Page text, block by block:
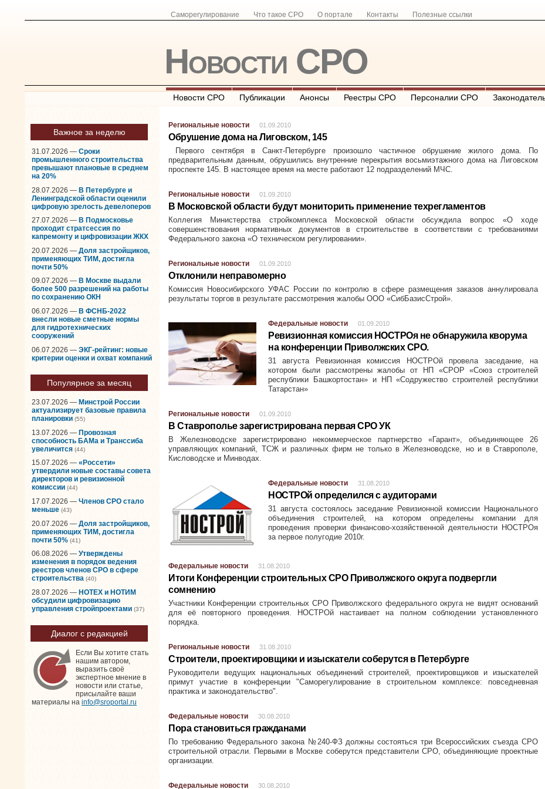
Саморегулирование Что такое СРО О портале Контакты Полезные ссылки
Новости СРО
Новости СРО Публикации Анонсы Реестры СРО Персоналии СРО
Важное за неделю
31.07.2026 — Сроки
промышленного строительства
превышают плановые в среднем
на 20%
28.07.2026 — В Петербурге и
Ленинградской области оценили
цифровую зрелость девелоперов
27.07.2026 — В Подмосковье
проходит стратсессия по
капремонту и цифровизации ЖКХ
20.07.2026 — Доля застройщиков,
применяющих ТИМ, достигла
почти 50%
09.07.2026 — В Москве выдали
более 500 разрешений на работы
по сохранению ОКН
06.07.2026 — В ФСНБ-2022
внесли новые сметные нормы
для гидротехнических
сооружений
06.07.2026 — ЭКГ-рейтинг: новые
критерии оценки и охват компаний
Популярное за месяц
23.07.2026 — Минстрой России
актуализирует базовые правила
планировки (55)
13.07.2026 — Провозная
способность БАМа и Транссиба
увеличится (44)
15.07.2026 — «Россети»
утвердили новые составы совета
директоров и ревизионной
комиссии (44)
17.07.2026 — Членов СРО стало
меньше (43)
20.07.2026 — Доля застройщиков,
применяющих ТИМ, достигла
почти 50% (41)
06.08.2026 — Утверждены
изменения в порядок ведения
реестров членов СРО в сфере
строительства (40)
28.07.2026 — НОТЕХ и НОТИМ
обсудили цифровизацию
управления стройпроектами (37)
Диалог с редакцией
Если Вы хотите стать
нашим автором,
выразить своё
экспертное мнение в
новости или статье,
присылайте ваши
материалы на info@sroportal.ru
Региональные новости 01.09.2010
Обрушение дома на Лиговском, 145
Первого сентября в Санкт-Петербурге произошло частичное обрушение жилого дома. По
предварительным данным, обрушились внутренние перекрытия восьмиэтажного дома на Лиговском
проспекте 145. В настоящее время на месте работают 12 подразделений МЧС.
Региональные новости 01.09.2010
В Московской области будут мониторить применение техрегламентов
Коллегия Министерства стройкомплекса Московской области обсуждила вопрос «О ходе
совершенствования нормативных документов в строительстве в соответствии с требованиями
Федерального закона «О техническом регулировании».
Региональные новости 01.09.2010
Отклонили неправомерно
Комиссия Новосибирского УФАС России по контролю в сфере размещения заказов аннулировала
результаты торгов в результате рассмотрения жалобы ООО «СибБазисСтрой».
Федеральные новости 01.09.2010
Ревизионная комиссия НОСТРОя не обнаружила кворума
на конференции Приволжских СРО.
31 августа Ревизионная комиссия НОСТРОй провела заседание, на
котором были рассмотрены жалобы от НП «СРОР «Союз строителей
республики Башкортостан» и НП «Содружество строителей республики
Татарстан»
Региональные новости 01.09.2010
В Ставрополье зарегистрирована первая СРО УК
В Железноводске зарегистрировано некоммерческое партнерство «Гарант», объединяющее 26
управляющих компаний, ТСЖ и различных фирм не только в Железноводске, но и в Ставрополе,
Кисловодске и Минводах.
Федеральные новости 31.08.2010
НОСТРОй определился с аудиторами
31 августа состоялось заседание Ревизионной комиссии Национального
объединения строителей, на котором определены компании для
проведения проверки финансово-хозяйственной деятельности НОСТРОя
за первое полугодие 2010г.
Федеральные новости 31.08.2010
Итоги Конференции строительных СРО Приволжского округа подвергли
сомнению
Участники Конференции строительных СРО Приволжского федерального округа не видят оснований
для её повторного проведения. НОСТРОй настаивает на полном соблюдении установленного
порядка.
Региональные новости 31.08.2010
Строители, проектировщики и изыскатели соберутся в Петербурге
Руководители ведущих национальных объединений строителей, проектировщиков и изыскателей
примут участие в конференции "Саморегулирование в строительном комплексе: повседневная
практика и законодательство".
Федеральные новости 30.08.2010
Пора становиться гражданами
По требованию Федерального закона №240-ФЗ должны состояться три Всероссийских съезда СРО
строительной отрасли. Первыми в Москве соберутся представители СРО, объединяющие проектные
организации.
Федеральные новости 30.08.2010